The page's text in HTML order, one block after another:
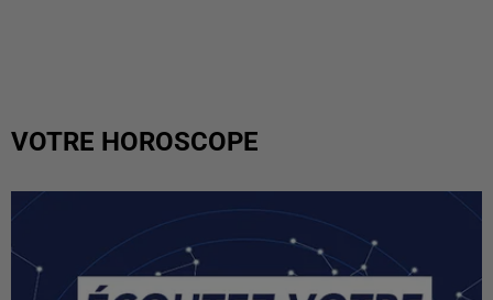
VOTRE HOROSCOPE